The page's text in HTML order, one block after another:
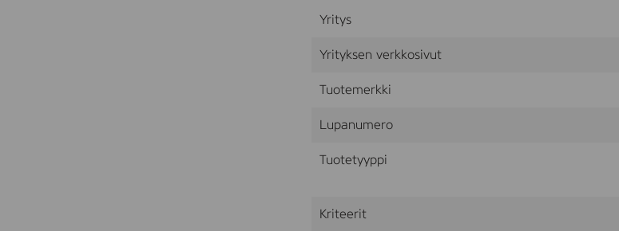
Yritys
Yrityksen verkkosivut
Tuotemerkki
Lupanumero
Tuotetyyppi
Kriteerit